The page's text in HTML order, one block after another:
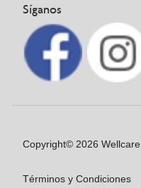
Síganos
Copyright© 2026
Términos y Condiciones